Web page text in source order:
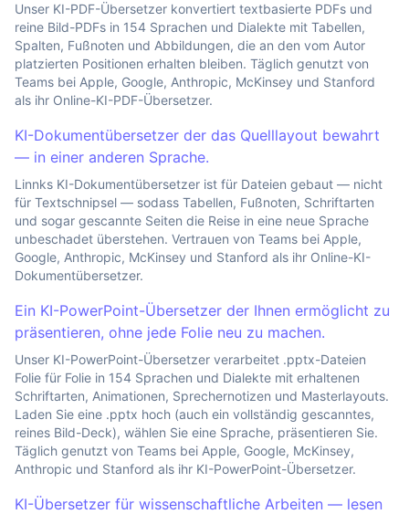
Unser KI-PDF-Übersetzer konvertiert textbasierte PDFs und
reine Bild-PDFs in 154 Sprachen und Dialekte mit Tabellen,
Spalten, Fußnoten und Abbildungen, die an den vom Autor
platzierten Positionen erhalten bleiben. Täglich genutzt von
Teams bei Apple, Google, Anthropic, McKinsey und Stanford
als ihr Online-KI-PDF-Übersetzer.
KI-Dokumentübersetzer der das Quelllayout bewahrt
— in einer anderen Sprache.
Linnks KI-Dokumentübersetzer ist für Dateien gebaut — nicht
für Textschnipsel — sodass Tabellen, Fußnoten, Schriftarten
und sogar gescannte Seiten die Reise in eine neue Sprache
unbeschadet überstehen. Vertrauen von Teams bei Apple,
Google, Anthropic, McKinsey und Stanford als ihr Online-KI-
Dokumentübersetzer.
Ein KI-PowerPoint-Übersetzer der Ihnen ermöglicht zu
präsentieren, ohne jede Folie neu zu machen.
Unser KI-PowerPoint-Übersetzer verarbeitet .pptx-Dateien
Folie für Folie in 154 Sprachen und Dialekte mit erhaltenen
Schriftarten, Animationen, Sprechernotizen und Masterlayouts.
Laden Sie eine .pptx hoch (auch ein vollständig gescanntes,
reines Bild-Deck), wählen Sie eine Sprache, präsentieren Sie.
Täglich genutzt von Teams bei Apple, Google, McKinsey,
Anthropic und Stanford als ihr KI-PowerPoint-Übersetzer.
KI-Übersetzer für wissenschaftliche Arbeiten — lesen